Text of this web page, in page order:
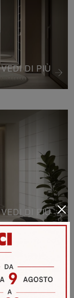
VEDI DI PIÙ
VEDI DI PIÙ